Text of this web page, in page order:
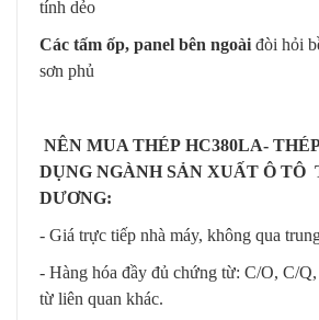
tính dẻo
Các tấm ốp, panel bên ngoài đòi hỏi
sơn phủ
NÊN MUA THÉP HC380LA-
DỤNG NGÀNH SẢN XUẤT Ô TÔ
DƯƠNG:
- Giá trực tiếp nhà máy, không qua
- Hàng hóa đầy đủ chứng từ: C/O, C/
từ liên quan khác.